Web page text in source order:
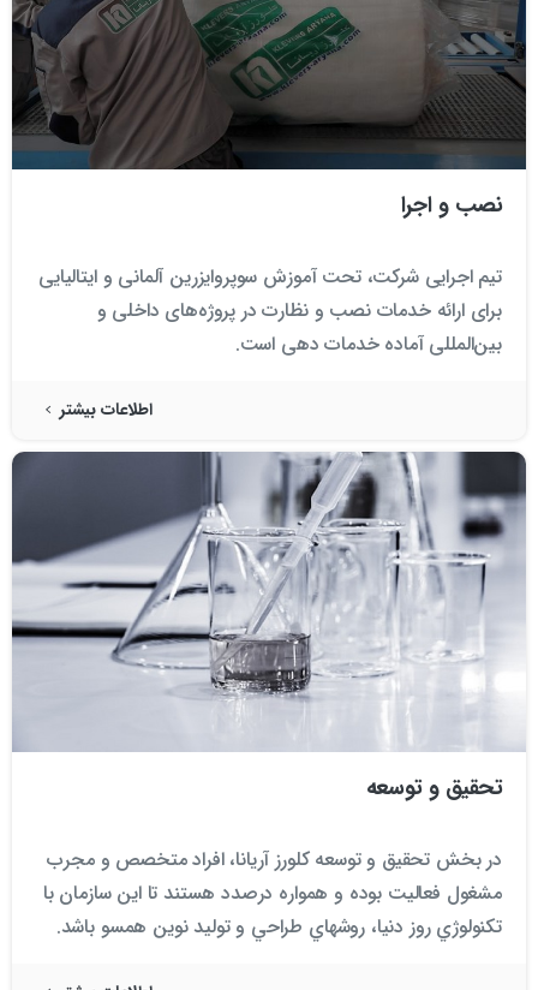
نصب و اجرا
تیم اجرایی شرکت، تحت آموزش سوپروایزرین آلمانی و ایتالیایی
برای ارائه خدمات نصب و نظارت در پروژه‌های داخلی و
بین‌المللی آماده خدمات دهی است.
اطلاعات بیشتر
تحقیق و توسعه
در بخش تحقيق و توسعه كلورز آريانا، افراد متخصص و مجرب
مشغول فعاليت بوده و همواره درصدد هستند تا اين سازمان با
تكنولوژي روز دنيا، روش­هاي طراحي و توليد نوين هم­سو باشد.